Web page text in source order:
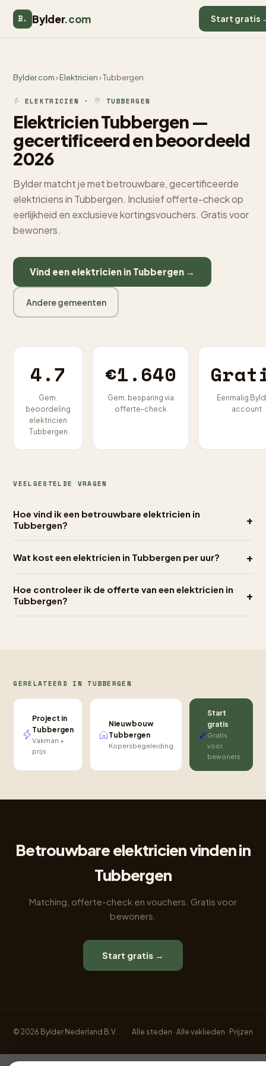
B. Bylder.com Start gratis
Bylder.com›Elektricien› Tubbergen
ELEKTRICIEN · TUBBERGEN
Elektricien Tubbergen —
gecertificeerd en beoordeeld
2026
Bylder matcht je met betrouwbare, gecertificeerde
elektriciens in Tubbergen. Inclusief offerte-check op
eerlijkheid en exclusieve kortingsvouchers. Gratis voor
bewoners.
Vind een elektricien in Tubbergen →
Andere gemeenten
4.7
Gem.
beoordeling
elektricien
Tubbergen
€1.640
Gem. besparing via
offerte-check
Eenmalig
account
VEELGESTELDE VRAGEN
Hoe vind ik een betrouwbare elektricien in
Tubbergen?
+
Wat kost een elektricien in Tubbergen per uur? +
Hoe controleer ik de offerte van een elektricien in
Tubbergen?
+
GERELATEERD IN TUBBERGEN
Project in
Tubbergen
Vakman +
prijs
Nieuwbouw
Tubbergen
Kopersbegeleiding
✓
Start
gratis
Gratis
voor
bewoners
Betrouwbare elektricien vinden in
Tubbergen
Matching, offerte-check en vouchers. Gratis voor
bewoners.
Start gratis →
© 2026 Bylder Nederland B.V. Alle steden · Alle vaklieden · Prijzen